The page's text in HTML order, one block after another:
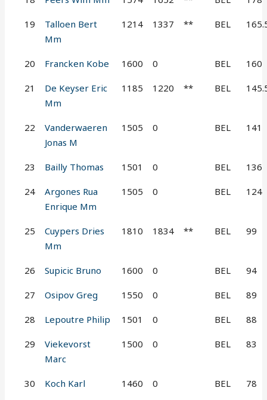
19
Talloen Bert
Mm
1214 1337 ** BEL
20 Francken Kobe 1600 0 BEL 160
21
De Keyser Eric
Mm
1185 1220 ** BEL
22
Vanderwaeren
Jonas M
1505 0 BEL 141
23 Bailly Thomas 1501 0 BEL 136
24
Argones Rua
Enrique Mm
1505 0 BEL 124
25
Cuypers Dries
Mm
1810 1834 ** BEL 99
26 Supicic Bruno 1600 0 BEL 94
27 Osipov Greg 1550 0 BEL 89
28 Lepoutre Philip 1501 0 BEL 88
29
Viekevorst
Marc
1500 0 BEL 83
30 Koch Karl 1460 0 BEL 78